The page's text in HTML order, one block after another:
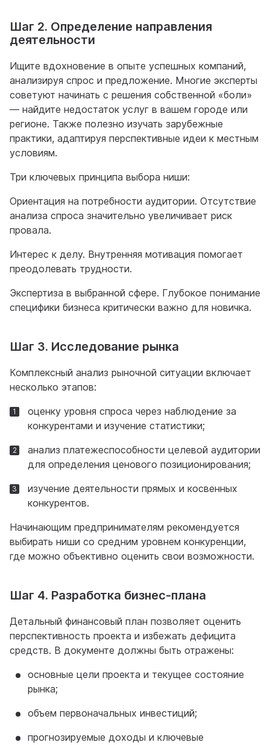
Шаг 2. Определение направления
деятельности
Ищите вдохновение в опыте успешных компаний,
анализируя спрос и предложение. Многие эксперты
советуют начинать с решения собственной «боли»
— найдите недостаток услуг в вашем городе или
регионе. Также полезно изучать зарубежные
практики, адаптируя перспективные идеи к местным
условиям.
Три ключевых принципа выбора ниши:
Ориентация на потребности аудитории. Отсутствие
анализа спроса значительно увеличивает риск
провала.
Интерес к делу. Внутренняя мотивация помогает
преодолевать трудности.
Экспертиза в выбранной сфере. Глубокое понимание
специфики бизнеса критически важно для новичка.
Шаг 3. Исследование рынка
Комплексный анализ рыночной ситуации включает
несколько этапов:
оценку уровня спроса через наблюдение за
конкурентами и изучение статистики;
анализ платежеспособности целевой аудитории
для определения ценового позиционирования;
изучение деятельности прямых и косвенных
конкурентов.
Начинающим предпринимателям рекомендуется
выбирать ниши со средним уровнем конкуренции,
где можно объективно оценить свои возможности.
Шаг 4. Разработка бизнес-плана
Детальный финансовый план позволяет оценить
перспективность проекта и избежать дефицита
средств. В документе должны быть отражены:
основные цели проекта и текущее состояние
рынка;
объем первоначальных инвестиций;
прогнозируемые доходы и ключевые